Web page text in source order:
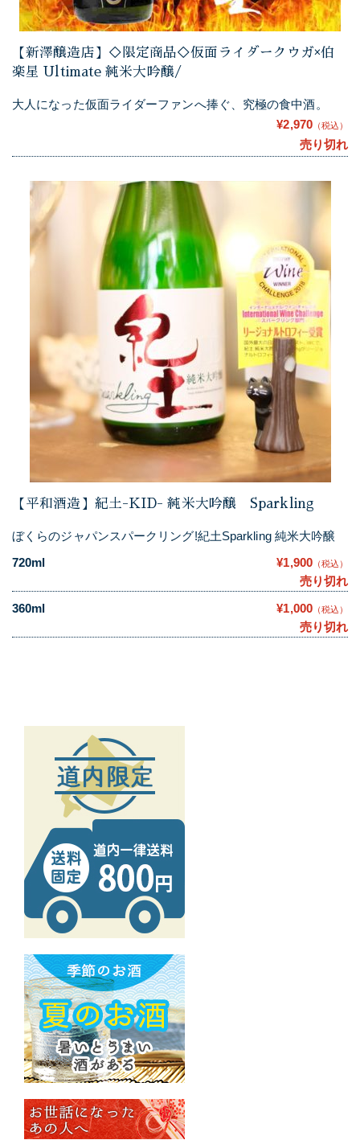
【新澤醸造店】◇限定商品◇仮面ライダークウガ×伯
楽星 Ultimate 純米大吟醸/
大人になった仮面ライダーファンへ捧ぐ、究極の食中酒。
¥2,970 （税込）
売り切れ
【平和酒造】紀土-KID- 純米大吟醸 Sparkling
ぼくらのジャパンスパークリング!紀土Sparkling 純米大吟醸
720ml
¥1,900 （税込）
売り切れ
360ml
¥1,000 （税込）
売り切れ